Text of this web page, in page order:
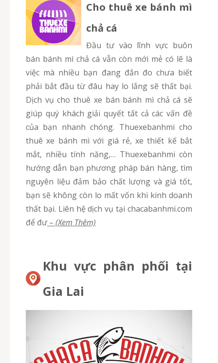
Cho thuê xe bánh mì
chả cá
Đầu tư vào lĩnh vực buôn
bán bánh mì chả cá vẫn còn mới mẻ có lẽ là
việc mà nhiều bạn đang đắn đo chưa biết
phải bắt đầu từ đâu hay lo lắng sẽ thất bại.
Dịch vụ cho thuê xe bán bánh mì chả cá sẽ
giúp quý khách giải quyết tất cả các vấn đề
của bạn nhanh chóng. Thuexebanhmi cho
thuê xe bánh mì với giá rẻ, xe thiết kế bắt
mắt, nhiều tính năng,… Thuexebanhmi còn
hướng dẫn bạn phương pháp bán hàng, tìm
nguyên liệu đảm bảo chất lượng và giá tốt,
bạn sẽ không còn lo mất vốn khi kinh doanh
thất bại. Liên hệ dịch vụ tại chacabanhmi.com
để đư – (Xem Thêm)
Khu vực phân phối tại
Gia Lai